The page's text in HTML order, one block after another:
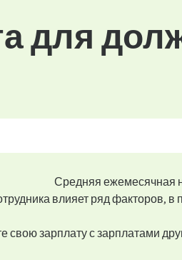
для
Средняя ежемесячная
влияет ряд факторов,
свою зарплату с зарплатами